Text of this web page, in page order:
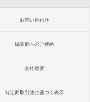
お問い合わせ
編集部へのご連絡
会社概要
特定商取引法に基づく表示